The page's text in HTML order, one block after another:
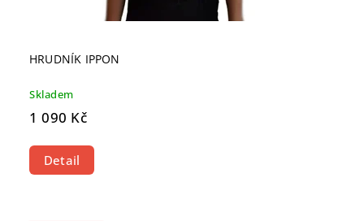
HRUDNÍK IPPON
Skladem
1 090 Kč
Detail